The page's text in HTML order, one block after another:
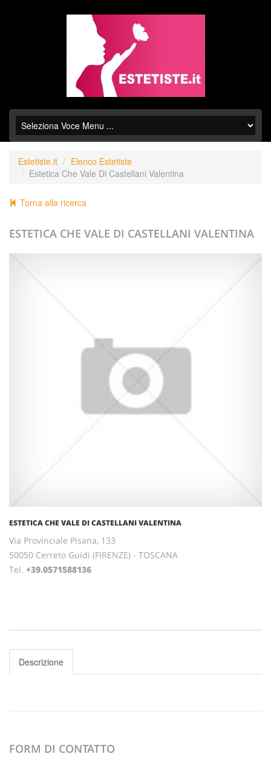
Estetiste.it
Elenco Estetiste
Estetica Che Vale Di Castellani Valentina
Torna alla ricerca
ESTETICA CHE VALE DI CASTELLANI VALENTINA
ESTETICA CHE VALE DI CASTELLANI VALENTINA
Via Provinciale Pisana, 133
50050 Cerreto Guidi (FIRENZE) - TOSCANA
Tel. +39.0571588136
Descrizione
FORM DI CONTATTO